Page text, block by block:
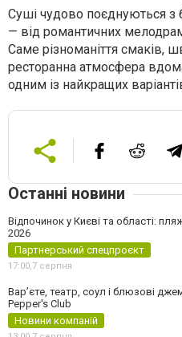
Суші чудово поєднуються
— від романтичних
Саме різноманіття смаків,
ресторанна атмосфера
одним із найкращих
Останні новини
Відпочинок у Києві та області:
2026
Партнерський спецпроєкт
17:00,7 серпня
Вар’єте, театр, соул і блюзові
Pepper's Club
Новини компаній